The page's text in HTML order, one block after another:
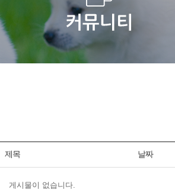
제목 날짜
게시물이 없습니다.